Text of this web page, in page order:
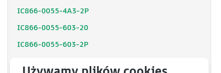
IC866-0055-4A3-2P
IC866-0055-603-20
IC866-0055-603-2P